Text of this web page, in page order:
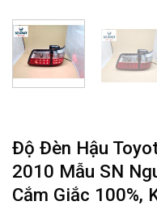
Độ Đèn Hậu
2010 Mẫu SN
Cắm Giắc 100%,